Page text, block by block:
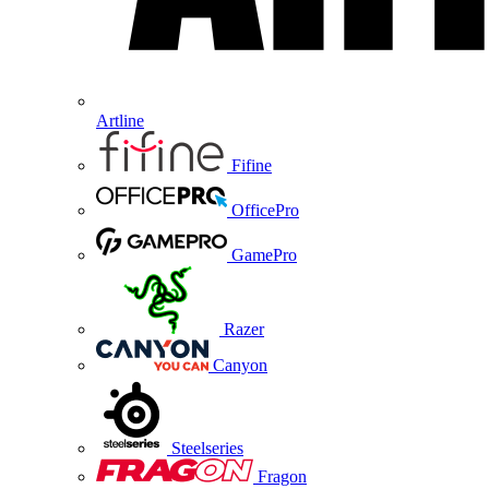
Artline
Fifine
OfficePro
GamePro
Razer
Canyon
Steelseries
Fragon